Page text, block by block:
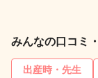
みんなの口コミ
出産時・先生